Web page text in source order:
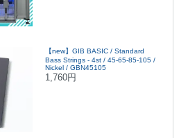
【new】GIB BASIC / Standard
Bass Strings - 4st / 45-65-85-105 /
Nickel / GBN45105
1,760円